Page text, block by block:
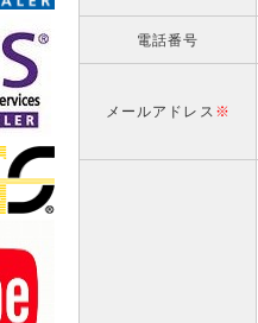
電話番号
メールアドレス ※